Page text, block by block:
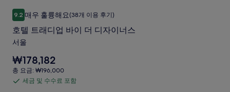
해
주
세
얼
팰
리
스
서
울
수
수
료
포
호
텔
트
래
디
업
9.210점 만점 중 9.2점, 매우 훌륭해요, (38개 이용 후기)
매우 훌륭해요(38개 이용 후기)
호텔 트래디업 바이 더 디자이너스
서울
요
금
₩178,182
₩178,182
총
요
총 요금: ₩196,000
세
세금 및 수수료 포함
호텔 트래디업 바이 더 디자이너스